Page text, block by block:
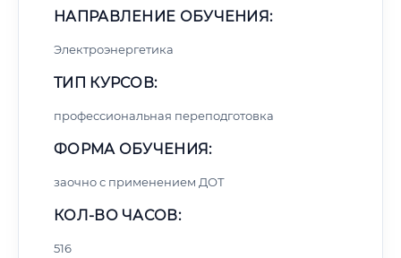
НАПРАВЛЕНИЕ ОБУЧЕНИЯ:
Электроэнергетика
ТИП КУРСОВ:
профессиональная переподготовка
ФОРМА ОБУЧЕНИЯ:
заочно с применением ДОТ
КОЛ-ВО ЧАСОВ:
516